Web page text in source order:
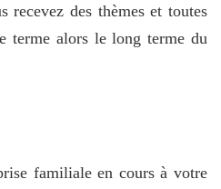
recevez des thèmes et toutes
terme alors le long terme du
familiale en cours à votre